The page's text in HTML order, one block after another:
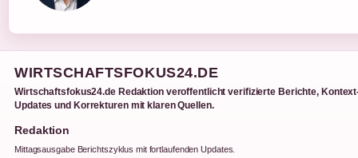
WIRTSCHAFTSFOKUS24.DE
Wirtschaftsfokus24.de Redaktion veroffentlicht verifizierte Berichte,
Updates und Korrekturen mit klaren Quellen.
Redaktion
Mittagsausgabe Berichtszyklus mit fortlaufenden Updates.